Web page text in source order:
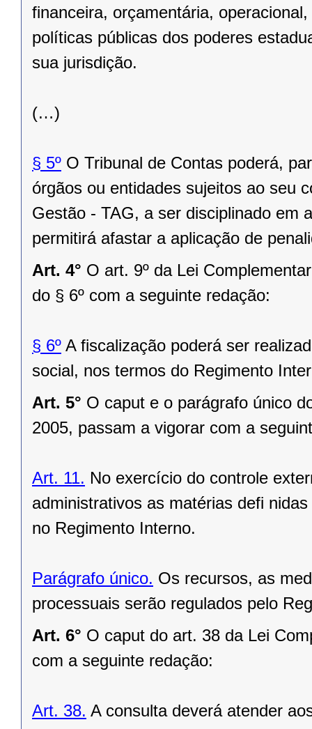
financeira, orçamentária,
políticas públicas dos poderes
sua jurisdição.
(…)
§ 5º O Tribunal de Contas poderá,
órgãos ou entidades sujeitos ao seu
Gestão - TAG, a ser disciplinado em
permitirá afastar a aplicação de
Art. 4° O art. 9º da Lei
do § 6º com a seguinte redação:
§ 6º A fiscalização poderá ser
social, nos termos do Regimento
Art. 5° O caput e o parágrafo único
2005, passam a vigorar com a
Art. 11. No exercício do controle
administrativos as matérias defi
no Regimento Interno.
Parágrafo único. Os recursos, as
processuais serão regulados pelo
Art. 6° O caput do art. 38 da Lei
com a seguinte redação:
Art. 38. A consulta deverá atender